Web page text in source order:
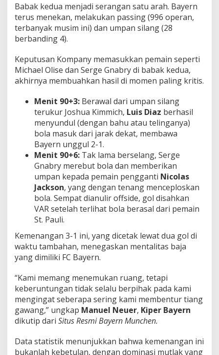
Babak kedua menjadi serangan satu arah. Bayern
terus menekan, melakukan passing (996 operan,
terbanyak musim ini) dan umpan silang (28
berbanding 4).
Keputusan Kompany memasukkan pemain seperti
Michael Olise dan Serge Gnabry di babak kedua,
akhirnya membuahkan hasil di momen paling kritis.
Menit 90+3: Berawal dari umpan silang
terukur Joshua Kimmich, Luis Diaz berhasil
menyundul (dengan bahu atau telinganya)
bola masuk dari jarak dekat, membawa
Bayern unggul 2-1.
Menit 90+6: Tak lama berselang, Serge
Gnabry merebut bola dan memberikan
umpan kepada pemain pengganti Nicolas
Jackson, yang dengan tenang menceploskan
bola. Sempat dianulir offside, gol disahkan
VAR setelah terlihat bola berasal dari pemain
St. Pauli.
Kemenangan 3-1 ini, yang dicetak lewat dua gol di
waktu tambahan, menegaskan mentalitas baja
yang dimiliki FC Bayern.
“Kami memang menemukan ruang, tetapi
keberuntungan tidak selalu berpihak pada kami
mengingat seberapa sering kami membentur tiang
gawang,” ungkap Manuel Neuer, Kiper Bayern
dikutip dari Situs Resmi Bayern Munchen.
Data statistik menunjukkan bahwa kemenangan ini
bukanlah kebetulan, dengan dominasi mutlak yang